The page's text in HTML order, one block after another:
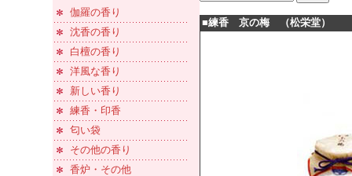
伽羅の香り
沈香の香り
白檀の香り
洋風な香り
新しい香り
練香・印香
匂い袋
その他の香り
香炉・その他
■練香 京の梅 （松栄堂）